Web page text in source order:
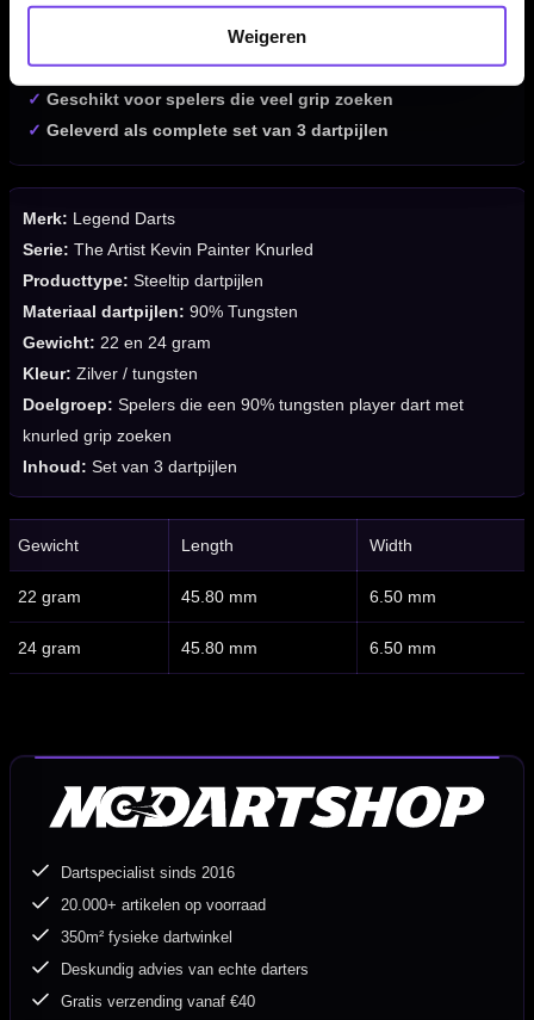
Weigeren
✓ Barrellengte van 45.8 mm
Barrelbreedte van 6.5 mm
✓ Geleverd met Kevin Painter dart flights en shafts
✓ Geschikt voor spelers die veel grip zoeken
✓ Geleverd als complete set van 3 dartpijlen
Merk: Legend Darts
Serie: The Artist Kevin Painter Knurled
Producttype: Steeltip dartpijlen
Materiaal dartpijlen: 90% Tungsten
Gewicht: 22 en 24 gram
Kleur: Zilver / tungsten
Doelgroep: Spelers die een 90% tungsten player dart met
knurled grip zoeken
Inhoud: Set van 3 dartpijlen
Gewicht Length Width
22 gram 45.80 mm 6.50 mm
24 gram 45.80 mm 6.50 mm
Dartspecialist sinds 2016
20.000+ artikelen op voorraad
350m² fysieke dartwinkel
Deskundig advies van echte darters
Gratis verzending vanaf €40